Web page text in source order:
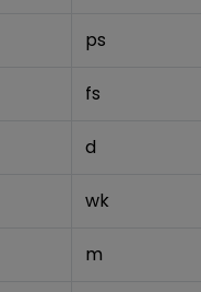
ps
fs
d
wk
m